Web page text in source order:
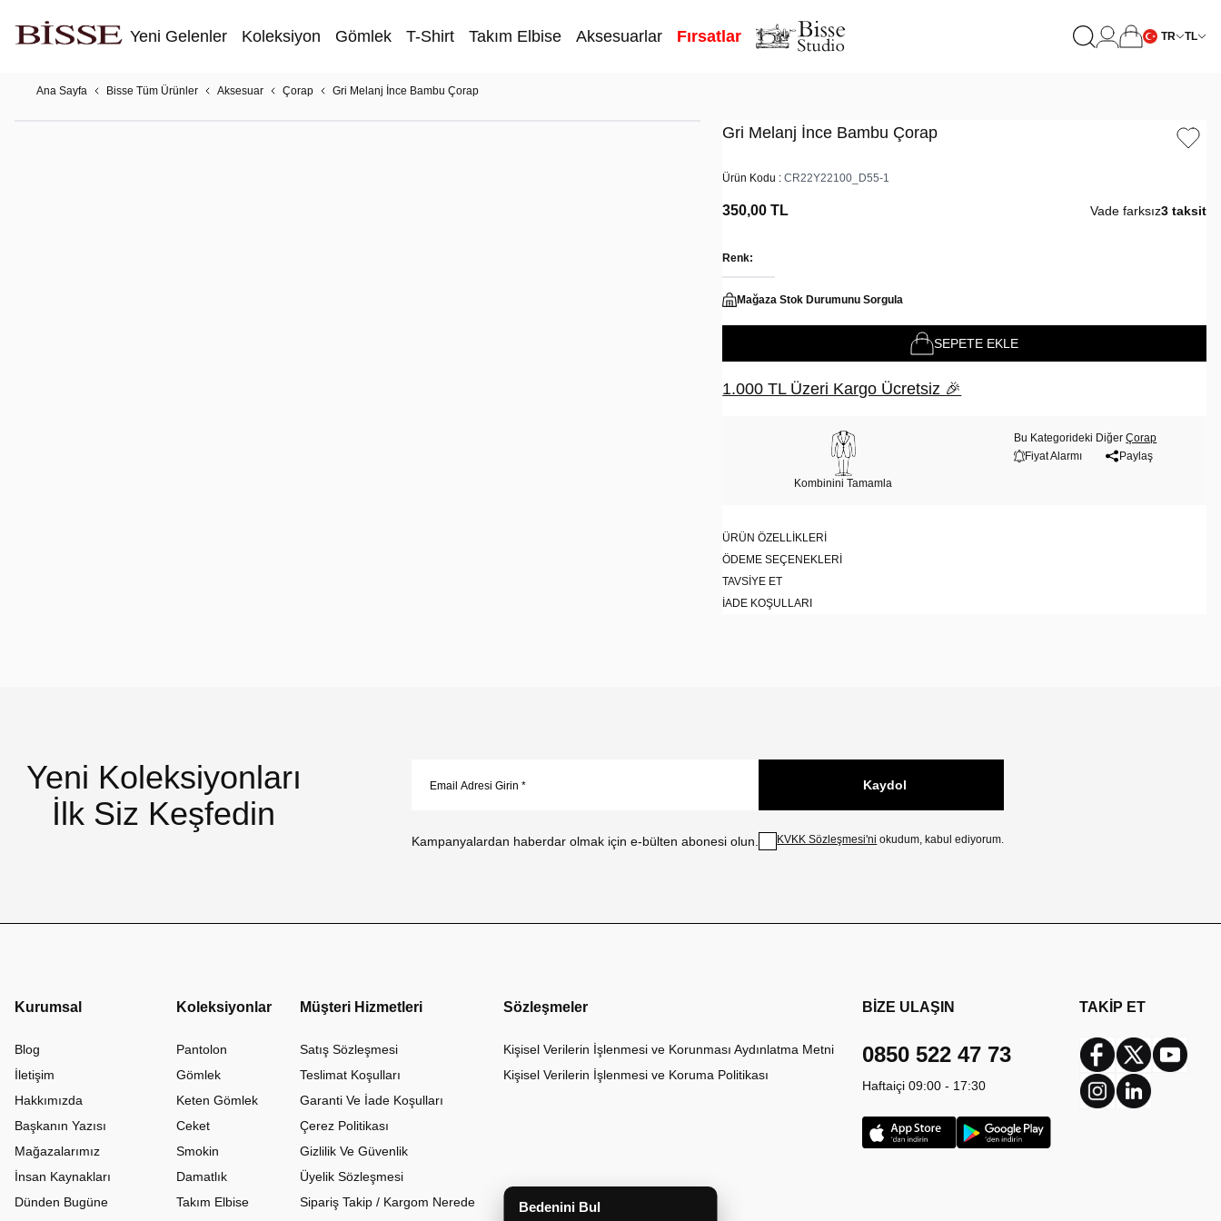
Yeni Gelenler Koleksiyon Gömlek T-Shirt Takım Elbise Aksesuarlar Fırsatlar TR TL
Ana Sayfa Bisse Tüm Ürünler Aksesuar Çorap Gri Melanj İnce Bambu Çorap
Gri Melanj İnce Bambu Çorap
Ürün Kodu :CR22Y22100_D55-1
350,00 TL Vade farksız3 taksit
Renk:
Mağaza Stok Durumunu Sorgula
SEPETE EKLE
1.000 TL Üzeri Kargo Ücretsiz 🎉
Kombinini Tamamla
Bu Kategorideki DiğerÇorap
Fiyat Alarmı
Paylaş
ÜRÜN ÖZELLIKLERI
ÖDEME SEÇENEKLERI
TAVSIYE ET
İADE KOŞULLARI
Yeni Koleksiyonları
İlk Siz Keşfedin
Kampanyalardan haberdar olmak için e-bülten abonesi olun.
Kaydol
KVKK Sözleşmesi'ni okudum, kabul ediyorum.
Kurumsal
Blog
İletişim
Hakkımızda
Başkanın Yazısı
Mağazalarımız
İnsan Kaynakları
Dünden Bugüne
Koleksiyonlar
Pantolon
Gömlek
Keten Gömlek
Ceket
Smokin
Damatlık
Takım Elbise
Müşteri Hizmetleri
Satış Sözleşmesi
Teslimat Koşulları
Garanti Ve İade Koşulları
Çerez Politikası
Gizlilik Ve Güvenlik
Üyelik Sözleşmesi
Sipariş Takip / Kargom Nerede
Sözleşmeler
Kişisel Verilerin İşlenmesi ve Korunması Aydınlatma Metni
Kişisel Verilerin İşlenmesi ve Koruma Politikası
BİZE ULAŞIN
0850 522 47 73
Haftaiçi 09:00 - 17:30
TAKİP ET
Facebook
Twitter
InstagramLinkedin